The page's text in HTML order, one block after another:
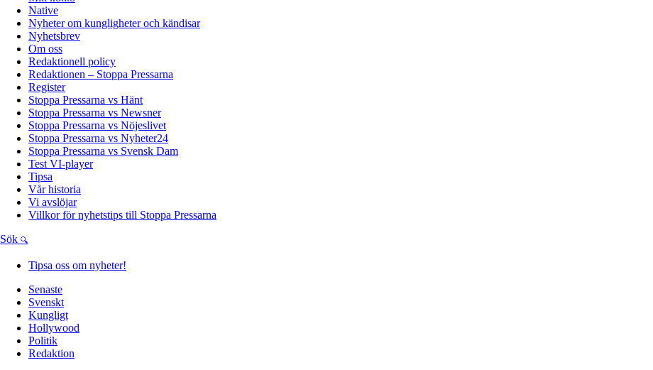
Native
Nyheter om kungligheter och kändisar
Nyhetsbrev
Om oss
Redaktionell policy
Redaktionen – Stoppa Pressarna
Register
Stoppa Pressarna vs Hänt
Stoppa Pressarna vs Newsner
Stoppa Pressarna vs Nöjeslivet
Stoppa Pressarna vs Nyheter24
Stoppa Pressarna vs Svensk Dam
Test VI-player
Tipsa
Vår historia
Vi avslöjar
Villkor för nyhetstips till Stoppa Pressarna
Sök
Tipsa oss om nyheter!
Senaste
Svenskt
Kungligt
Hollywood
Politik
Redaktion